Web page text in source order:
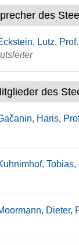
des
Lutz,
des
Haris,
Tobias,
Dieter,